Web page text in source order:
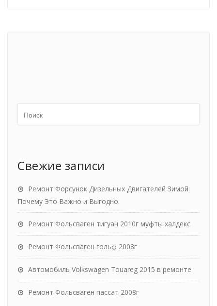
Свежие записи
Ремонт Форсунок Дизельных Двигателей Зимой:
Почему Это Важно и Выгодно.
Ремонт Фольсваген тигуан 2010г муфты халдекс
Ремонт Фольсваген гольф 2008г
Автомобиль Volkswagen Touareg 2015 в ремонте
Ремонт Фольсваген пассат 2008г